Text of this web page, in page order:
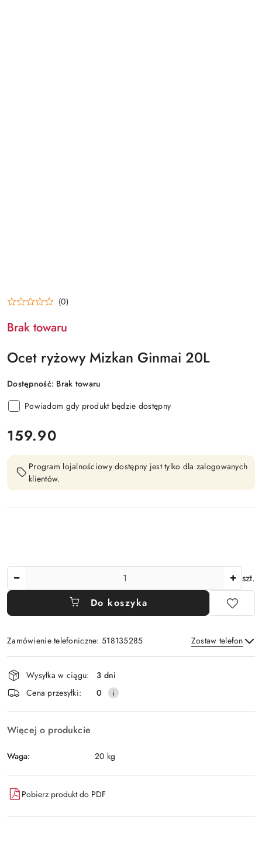
(0)
Brak towaru
Ocet ryżowy Mizkan Ginmai 20L
Dostępność: Brak towaru
Powiadom gdy produkt będzie dostępny
cena:
159.90
Program lojalnościowy dostępny jest tylko dla zalogowanych
klientów.
szt.
Do koszyka
Zamówienie telefoniczne: 518135285 Zostaw telefon
Wyślij
Dostępność
i
dostawa
Wysyłka w ciągu:
3 dni
Cena przesyłki:
0
Więcej o produkcie
Waga: 20 kg
Pobierz produkt do PDF